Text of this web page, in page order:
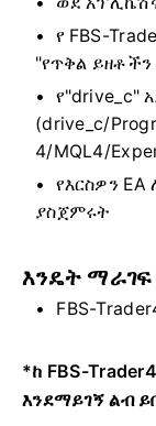
የ FBS-
"የጥቅል
የ"drive_c"
(drive_c/
4/MQL4/
የእርስዎን
ያስጀምሩት
እንዴት
FBS-
*ከ FBS-
እንደማይገኝ ልብ